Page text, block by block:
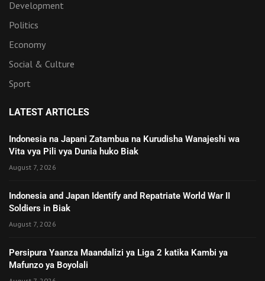
Development
Politics
Economy
Social & Culture
Sport
LATEST ARTICLES
Indonesia na Japani Zatambua na Kurudisha Wanajeshi wa
Vita vya Pili vya Dunia huko Biak
August 7, 2026
Indonesia and Japan Identify and Repatriate World War II
Soldiers in Biak
August 7, 2026
Persipura Yaanza Maandalizi ya Liga 2 katika Kambi ya
Mafunzo ya Boyolali